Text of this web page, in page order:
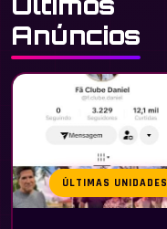
Anúncios
ÚLTIMAS UNIDADES